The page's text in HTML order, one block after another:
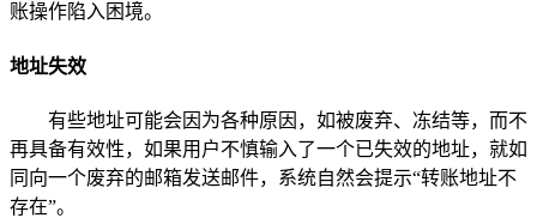
账操作陷入困境。
地址失效
有些地址可能会因为各种原因，如被废弃、冻结等，而不
再具备有效性，如果用户不慎输入了一个已失效的地址，就如
同向一个废弃的邮箱发送邮件，系统自然会提示“转账地址不
存在”。